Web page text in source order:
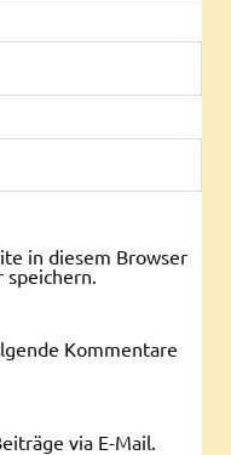
in diesem Browser
Kommentare
via E-Mail.